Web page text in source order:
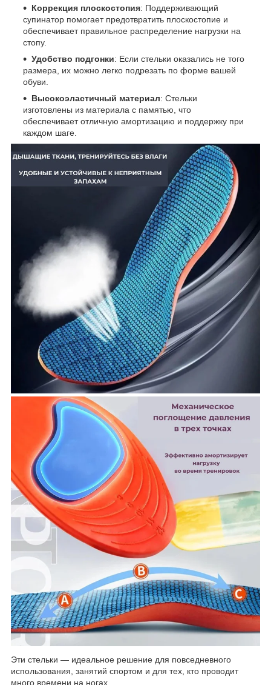
Коррекция плоскостопия: Поддерживающий
супинатор помогает предотвратить плоскостопие и
обеспечивает правильное распределение нагрузки на
стопу.
Удобство подгонки: Если стельки оказались не того
размера, их можно легко подрезать по форме вашей
обуви.
Высокоэластичный материал: Стельки
изготовлены из материала с памятью, что
обеспечивает отличную амортизацию и поддержку при
каждом шаге.
Эти стельки — идеальное решение для повседневного
использования, занятий спортом и для тех, кто проводит
много времени на ногах.